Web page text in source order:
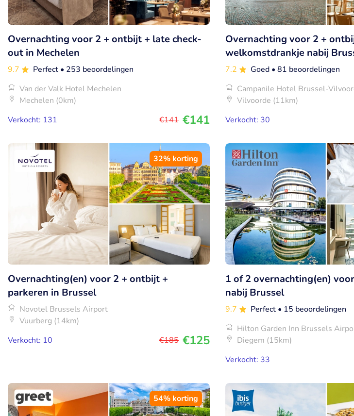
Overnachting voor 2 + ontbijt + late check-
out in Mechelen
9.7 Perfect • 253 beoordelingen
Van der Valk Hotel Mechelen
Mechelen (0km)
Verkocht: 131
€141 €141
Overnachting voor 2 +
welkomstdrankje nabij
7.2 Goed • 81 beoordelingen
Campanile Hotel Brussel-
Vilvoorde (11km)
Verkocht: 30
32% korting
Overnachting(en) voor 2 + ontbijt +
parkeren in Brussel
Novotel Brussels Airport
Vuurberg (14km)
Verkocht: 10
€185 €125
1 of 2 overnachting(en)
nabij Brussel
9.7 Perfect • 15 beoordelingen
Hilton Garden Inn Brussels
Diegem (15km)
Verkocht: 33
54% korting